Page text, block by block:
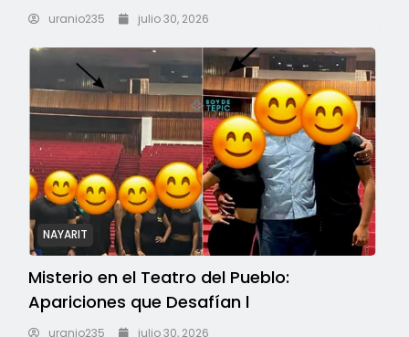
uranio235 julio 30, 2026
NAYARIT
Misterio en el Teatro del Pueblo:
Apariciones que Desafían l
uranio235 julio 30, 2026